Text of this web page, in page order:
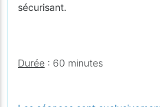
sécurisant.
Durée : 60 minutes